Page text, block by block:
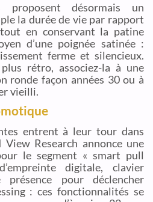
proposent désormais un
la durée de vie par rapport
en conservant la patine
d’une poignée satinée :
ferme et silencieux.
rétro, associez-la à une
ronde façon années 30 ou à
vieilli.
entrent à leur tour dans
View Research annonce une
le segment « smart pull
digitale, clavier
pour déclencher
: ces fonctionnalités se